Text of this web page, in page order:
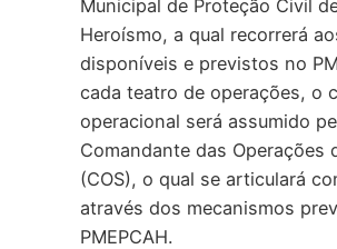
Municipal de Proteção Civil
Heroísmo, a qual recorrerá
disponíveis e previstos no
cada teatro de operações, o
operacional será assumido
Comandante das Operações
(COS), o qual se articulará
através dos mecanismos
PMEPCAH.